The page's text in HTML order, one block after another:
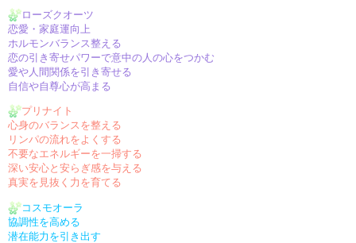
ローズクオーツ
恋愛・家庭運向上
ホルモンバランス整える
恋の引き寄せパワーで意中の人の心をつかむ
愛や人間関係を引き寄せる
自信や自尊心が高まる
プリナイト
心身のバランスを整える
リンパの流れをよくする
不要なエネルギーを一掃する
深い安心と安らぎ感を与える
真実を見抜く力を育てる
コスモオーラ
協調性を高める
潜在能力を引き出す